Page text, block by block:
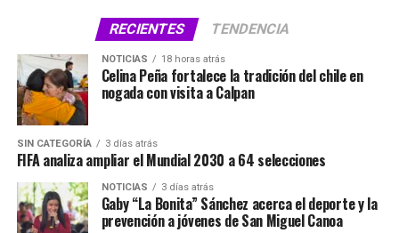
RECIENTES TENDENCIA
NOTICIAS 18 horas atrás
Celina Peña fortalece la tradición del chile en
nogada con visita a Calpan
SIN CATEGORÍA 3 días atrás
FIFA analiza ampliar el Mundial 2030 a 64 selecciones
NOTICIAS 3 días atrás
Gaby “La Bonita” Sánchez acerca el deporte y la
prevención a jóvenes de San Miguel Canoa